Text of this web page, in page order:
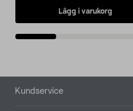
Lägg i varukorg
Sidfot
Kundservice